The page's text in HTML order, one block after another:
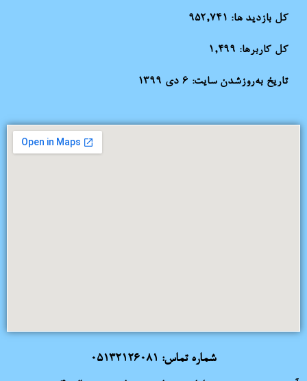
کل بازدید ها: 952,741
کل کاربرها: 1,499
تاریخ به‌روزشدن سایت: ۶ دی ۱۳۹۹
شماره تماس: 05132126081